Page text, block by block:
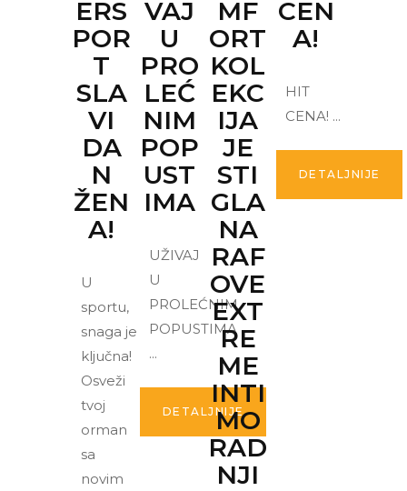
ERS
POR
T
SLA
VI
DA
N
ŽEN
A!
U
sportu,
snaga je
ključna!
Osveži
tvoj
orman
sa
novim
VAJ
U
PRO
LEĆ
NIM
POP
UST
IMA
UŽIVAJ
U
PROLEĆNIM
POPUSTIMA
DETALJNIJE
MF
ORT
KOL
EKC
IJA
JE
STI
GLA
NA
RAF
OVE
EXT
RE
ME
INTI
MO
RAD
NJI
CEN
A!
HIT
CENA!
DETALJNIJE